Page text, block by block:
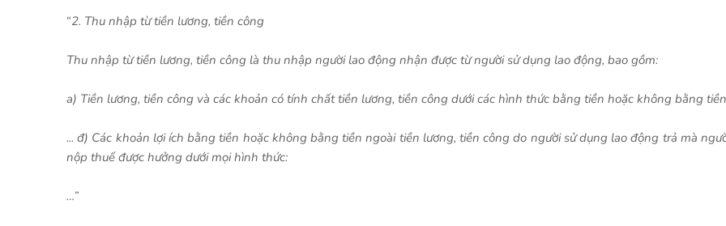
“2. Thu nhập từ tiền lương, tiền công
Thu nhập từ tiền lương, tiền công là thu nhập người lao động nhận được từ người sử dụng lao động, bao gồm:
a) Tiền lương, tiền công và các khoản có tính chất tiền lương, tiền công dưới các hình thức bằng tiền hoặc không bằng
... đ) Các khoản lợi ích bằng tiền hoặc không bằng tiền ngoài tiền lương, tiền công do người sử dụng lao động trả mà
nộp thuế được hưởng dưới mọi hình thức:
…”